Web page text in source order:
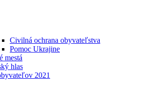
Civilná ochrana obyvateľstva
Pomoc Ukrajine
mestá
hlas
2021